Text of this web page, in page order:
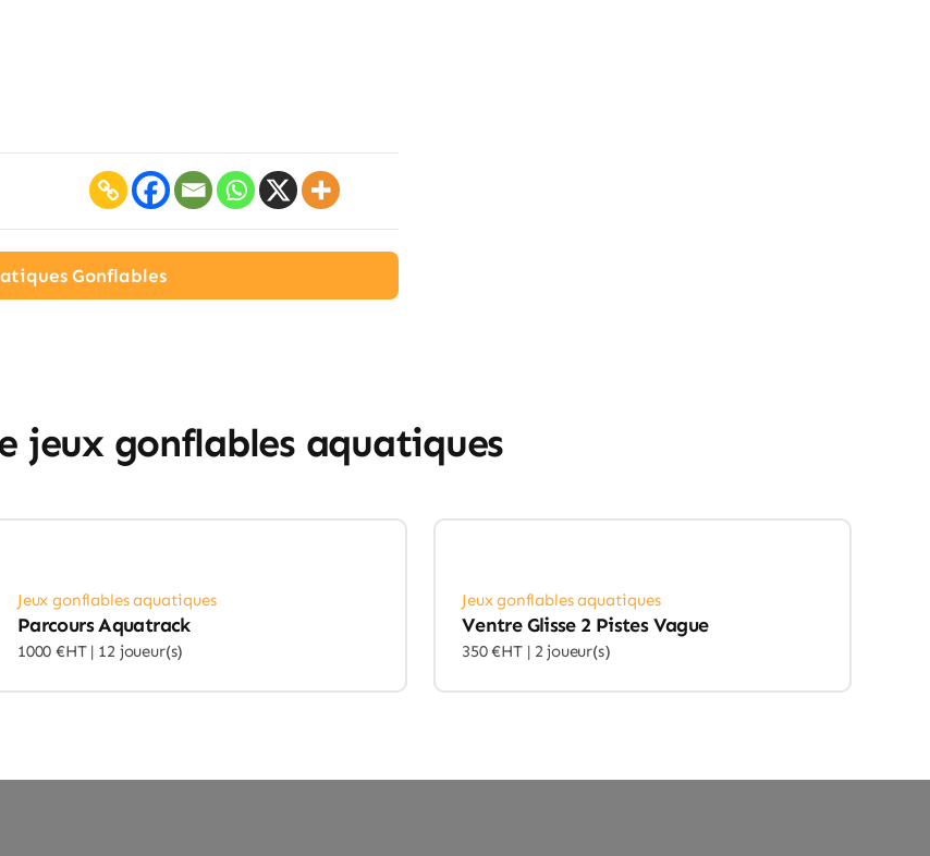
Gonflables
jeux gonflables aquatiques
Jeux gonflables aquatiques
Parcours Aquatrack
1000 €HT | 12 joueur(s)
Jeux gonflables aquatiques
Ventre Glisse 2 Pistes Vague
350 €HT | 2 joueur(s)